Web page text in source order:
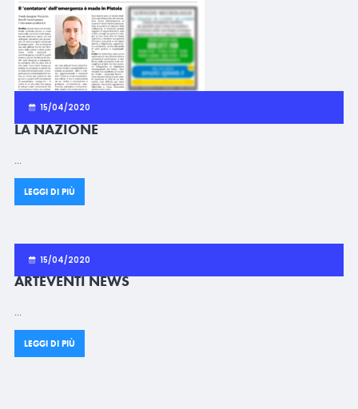
15/04/2020
LA NAZIONE
…
LEGGI DI PIÙ
15/04/2020
ARTEVENTI NEWS
…
LEGGI DI PIÙ